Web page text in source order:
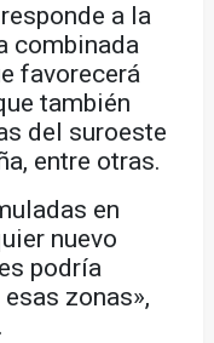
a la
combinada
favorecerá
también
del suroeste
entre otras.
en
nuevo
podría
zonas»,